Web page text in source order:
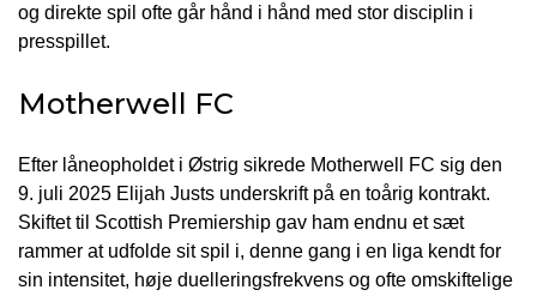
og direkte spil ofte går hånd i hånd med stor disciplin i
presspillet.
Motherwell FC
Efter låneopholdet i Østrig sikrede Motherwell FC sig den
9. juli 2025 Elijah Justs underskrift på en toårig kontrakt.
Skiftet til Scottish Premiership gav ham endnu et sæt
rammer at udfolde sit spil i, denne gang i en liga kendt for
sin intensitet, høje duelleringsfrekvens og ofte omskiftelige